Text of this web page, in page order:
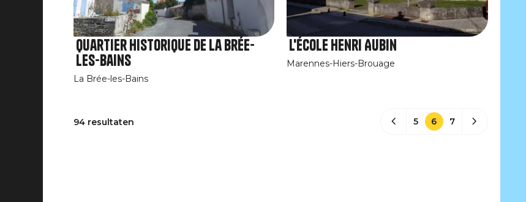
Quartier historique de la Brée-
les-Bains
La Brée-les-Bains
L'école Henri Aubin
Marennes-Hiers-Brouage
94 resultaten 5 6 7